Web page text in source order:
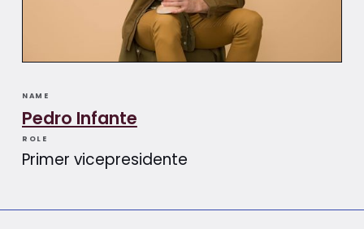
NAME
Pedro Infante
ROLE
Primer vicepresidente